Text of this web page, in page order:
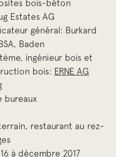
bois-béton
Estates AG
général: Burkard
Baden
ingénieur bois et
bois: ERNE AG
bureaux
restaurant au rez-
à décembre 2017